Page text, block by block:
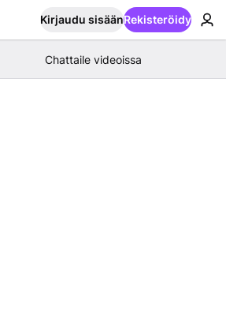
Kirjaudu sisäänRekisteröidy
Chattaile videoissa